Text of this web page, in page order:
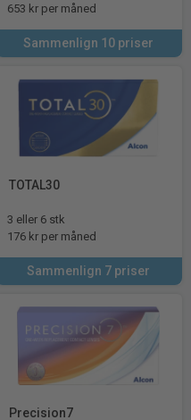
653 kr per måned
Sammenlign 10 priser
TOTAL30
3 eller 6 stk
176 kr per måned
Sammenlign 7 priser
Precision7